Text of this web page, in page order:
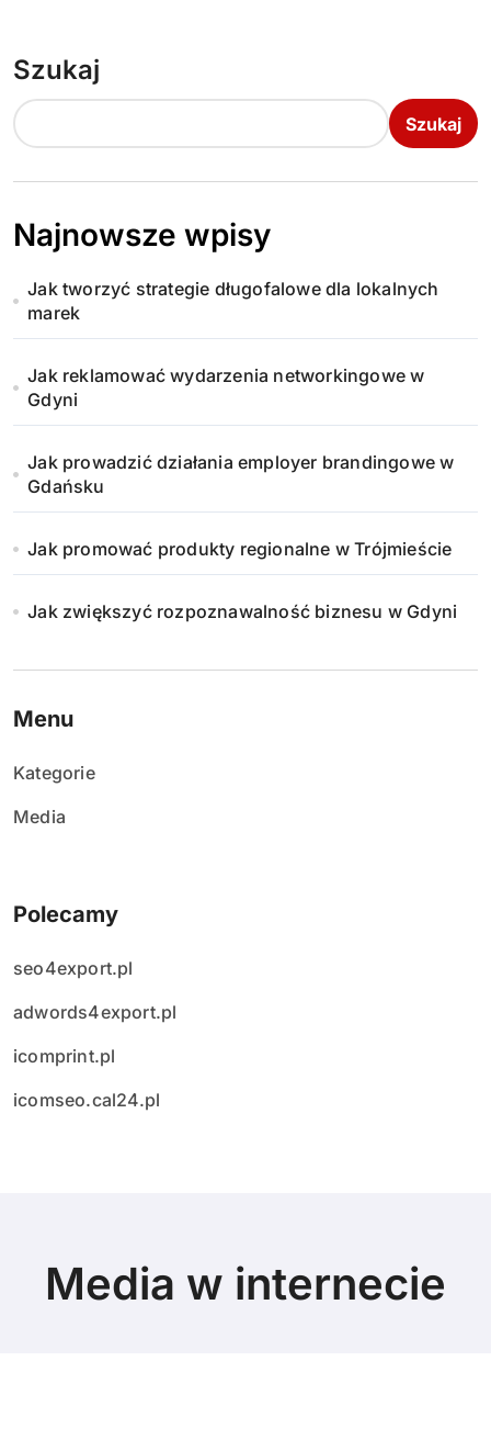
Szukaj
Szukaj
Najnowsze wpisy
Jak tworzyć strategie długofalowe dla lokalnych
marek
Jak reklamować wydarzenia networkingowe w
Gdyni
Jak prowadzić działania employer brandingowe w
Gdańsku
Jak promować produkty regionalne w Trójmieście
Jak zwiększyć rozpoznawalność biznesu w Gdyni
Menu
Kategorie
Media
Polecamy
seo4export.pl
adwords4export.pl
icomprint.pl
icomseo.cal24.pl
Media w internecie